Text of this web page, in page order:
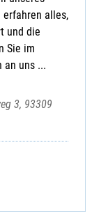
erfahren alles,
und die
Sie im
an uns ...
3, 93309